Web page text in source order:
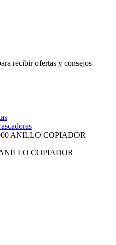
recibir ofertas y consejos
ANILLO COPIADOR